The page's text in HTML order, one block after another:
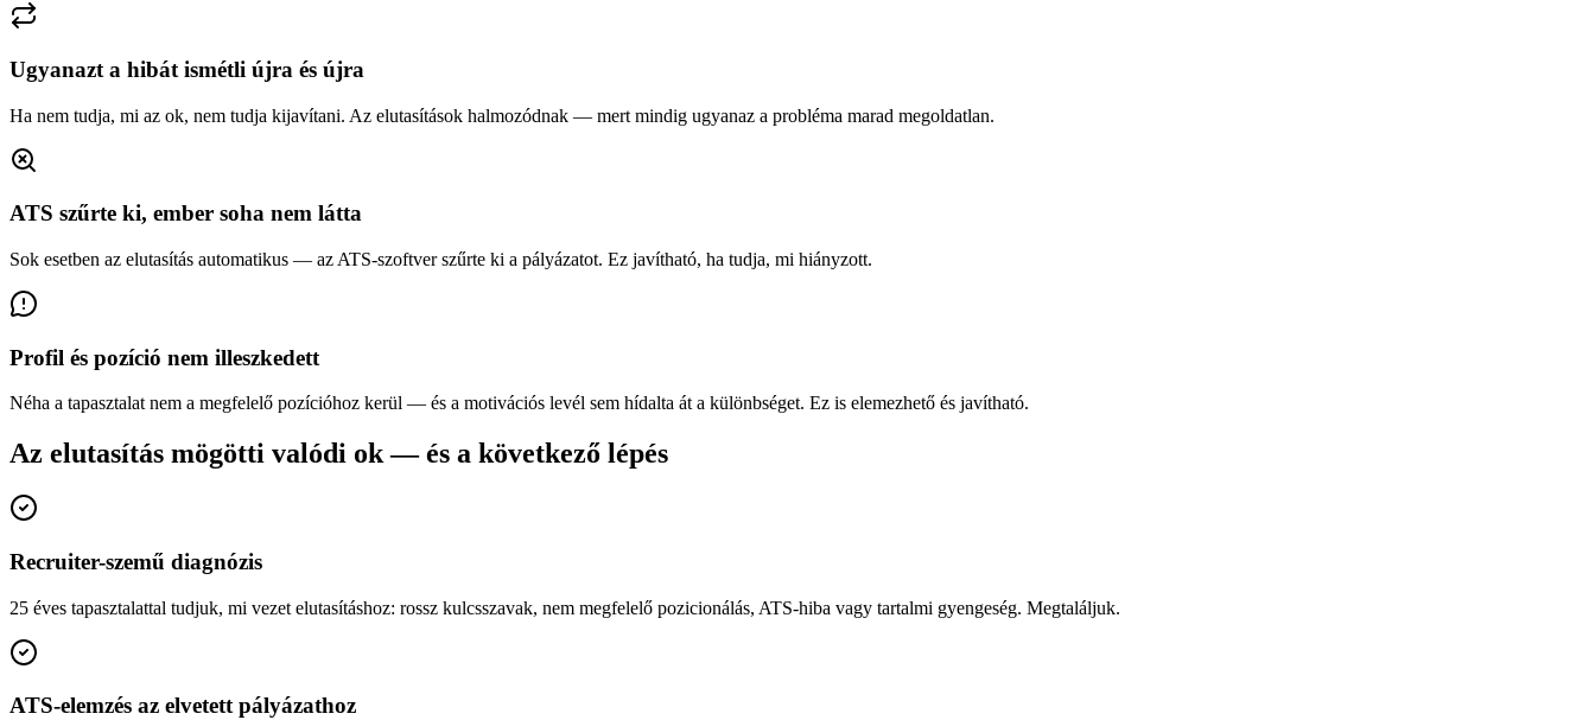
Ugyanazt a hibát ismétli újra és újra
Ha nem tudja, mi az ok, nem tudja kijavítani. Az elutasítások halmozódnak — mert mindig ugyanaz a probléma marad megoldatlan.
ATS szűrte ki, ember soha nem látta
Sok esetben az elutasítás automatikus — az ATS-szoftver szűrte ki a pályázatot. Ez javítható, ha tudja, mi hiányzott.
Profil és pozíció nem illeszkedett
Néha a tapasztalat nem a megfelelő pozícióhoz kerül — és a motivációs levél sem hídalta át a különbséget. Ez is elemezhető és javítható.
Az elutasítás mögötti valódi ok — és a következő lépés
Recruiter-szemű diagnózis
25 éves tapasztalattal tudjuk, mi vezet elutasításhoz: rossz kulcsszavak, nem megfelelő pozicionálás, ATS-hiba vagy tartalmi gyengeség. Megtaláljuk.
ATS-elemzés az elvetett pályázathoz